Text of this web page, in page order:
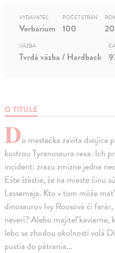
O TITULE
Do mestečka zavíta dvojica
kostrou Tyranosaura rexa. Ich
incident: zrazu zmizne jedna
Ešte šťastie, že na mieste činu
Lassemaja. Kto v tom môže
dinosaurov Ivy Roosová či
neverí? Alebo majiteľ kaviarne,
lebo sa zhodou okolností volá
pustia do pátrania...
VYDAVATEĽ
Verbarium
POČET STRÁN
100
VÄZBA
Tvrdá väzba / Hardback